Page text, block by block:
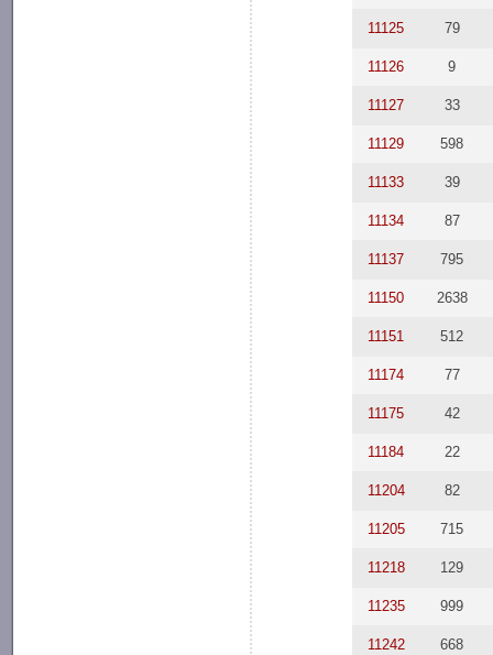
11125 79
11126 9
11127 33
11129 598
11133 39
11134 87
11137 795
11150 2638
11151 512
11174 77
11175 42
11184 22
11204 82
11205 715
11218 129
11235 999
11242 668